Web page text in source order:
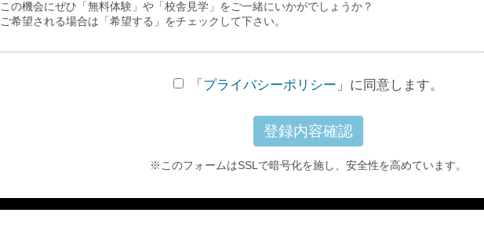
この機会にぜひ「無料体験」や「校舎見学」をご一緒にいかがでしょうか？
ご希望される場合は「希望する」をチェックして下さい。
「 プライバシーポリシー 」に同意します。
※このフォームはSSLで暗号化を施し、 安全性を高めています。